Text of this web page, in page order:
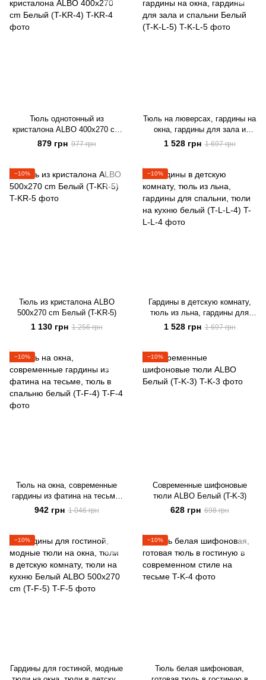
Тюль однотонный из
кристалона ALBO 400x270 cm
Белый (T-KR-4)
879 грн 977 грн
Тюль на люверсах, гардины на
окна, гардины для зала и
спальни Белый (T-K-L-5)
1 528 грн 1 697 грн
−10%
Тюль из кристалона ALBO
500x270 cm Белый (T-KR-5)
1 130 грн 1 256 грн
−10%
Гардины в детскую комнату,
тюль из льна, гардины для
спальни, тюли на кухню белый
(T-L-L-4)
1 528 грн 1 697 грн
−10%
Тюль на окна, современные
гардины из фатина на тесьме,
тюль в спальню белый (T-F-4)
942 грн 1 046 грн
−10%
Современные шифоновые
тюли ALBO Белый (T-K-3)
628 грн 698 грн
−10%
Гардины для гостиной, модные
−10%
Тюль белая шифоновая,